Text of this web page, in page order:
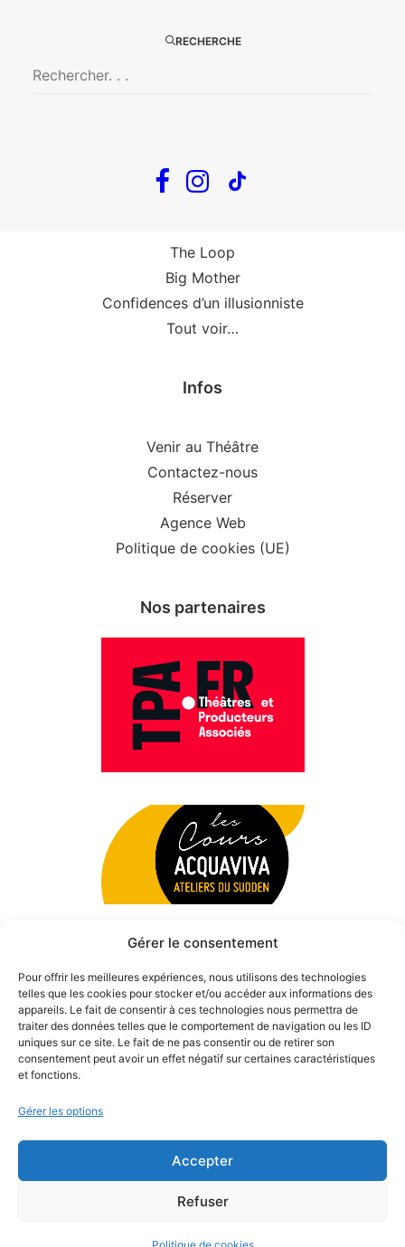
Gérer le consentement
Pour offrir les meilleures expériences, nous utilisons des technologies
telles que les cookies pour stocker et/ou accéder aux informations des
appareils. Le fait de consentir à ces technologies nous permettra de
traiter des données telles que le comportement de navigation ou les ID
uniques sur ce site. Le fait de ne pas consentir ou de retirer son
consentement peut avoir un effet négatif sur certaines caractéristiques
et fonctions.
Gérer les options
Accepter
Refuser
RECHERCHE
Big Mother
Le goût de la framboise
En tournée
The Loop
Big Mother
Confidences d’un illusionniste
Tout voir…
Infos
Venir au Théâtre
Contactez-nous
Réserver
Agence Web
Politique de cookies (UE)
Nos partenaires
© 2026 Théâtre des Béliers Parisiens. | Tous droits réservés.